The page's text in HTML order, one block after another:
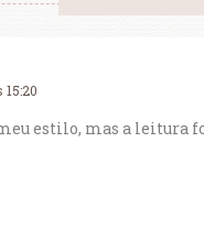
15:20
estilo, mas a leitura